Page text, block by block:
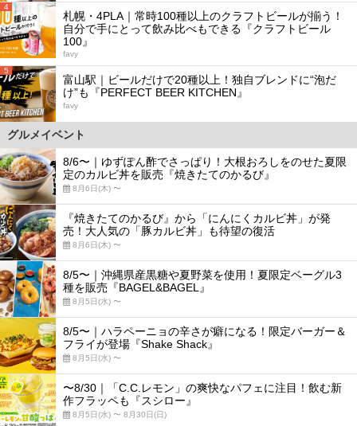
4
札幌・4PLA｜常時100種以上のクラフトビールが揃う！
自分で手にとって飲み比べもできる『クラフトビール
100』
favy
5
富山駅｜ビールだけで20種以上！独自ブレンドに“泡だ
け”も『PERFECT BEER KITCHEN』
favy
グルメイベント
8/6〜｜ゆずぽん酢でさっぱり！大根おろしをのせた夏限
定のカルビ丼を販売『焼きたてのかるび』
8月6日(木) 〜
『焼きたてのかるび』から「にんにくカルビ丼」が発
売！大人気の「豚カルビ丼」も待望の復活
8月6日(木) 〜
8/5〜｜沖縄県産黒糖や夏野菜を使用！夏限定ベーグル3
種を販売『BAGEL&BAGEL』
8月5日(水) 〜
8/5〜｜ハラペーニョの辛さが癖になる！限定バーガー＆
フライが登場『Shake Shack』
8月5日(水) 〜
〜8/30｜「C.C.レモン」の爽快なパフェに注目！飲む新
作フラッペも『スシロー』
8月5日(水) 〜 8月30日(日)